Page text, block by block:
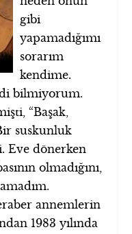
gibi
yapamadığımı
sorarım
kendime.
bilmiyorum.
“Başak,
suskunluk
Eve dönerken
olmadığını,
annemlerin
1983 yılında